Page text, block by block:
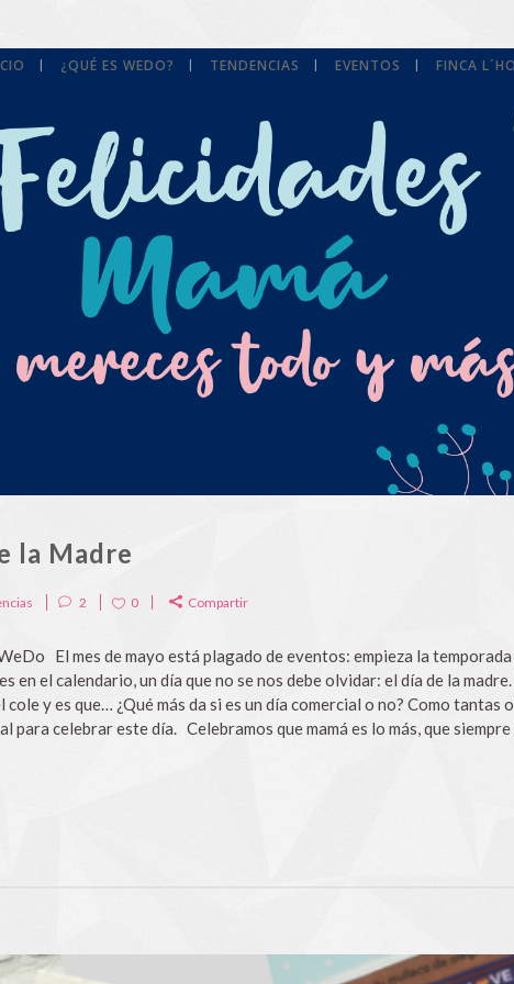
¿QUÉ ES WEDO? TENDENCIAS EVENTOS FINCA
la Madre
2 0 Compartir
El mes de mayo está plagado de eventos: empieza la
en el calendario, un día que no se nos debe olvidar: el día de la
y es que… ¿Qué más da si es un día comercial o no? Como tantas
para celebrar este día. Celebramos que mamá es lo más, que